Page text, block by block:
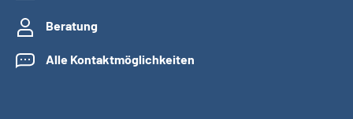
Beratung
Alle Kontaktmöglichkeiten